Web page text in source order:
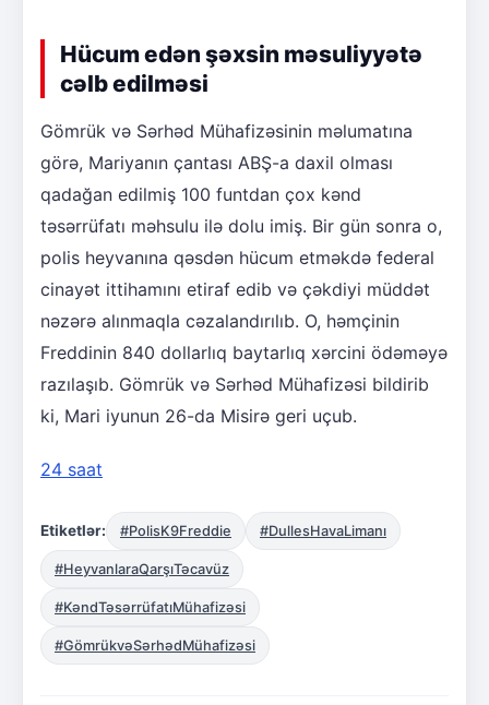
Hücum edən şəxsin məsuliyyətə
cəlb edilməsi
Gömrük və Sərhəd Mühafizəsinin məlumatına
görə, Mariyanın çantası ABŞ-a daxil olması
qadağan edilmiş 100 funtdan çox kənd
təsərrüfatı məhsulu ilə dolu imiş. Bir gün sonra o,
polis heyvanına qəsdən hücum etməkdə federal
cinayət ittihamını etiraf edib və çəkdiyi müddət
nəzərə alınmaqla cəzalandırılıb. O, həmçinin
Freddinin 840 dollarlıq baytarlıq xərcini ödəməyə
razılaşıb. Gömrük və Sərhəd Mühafizəsi bildirib
ki, Mari iyunun 26-da Misirə geri uçub.
24 saat
Etiketlər: #PolisK9Freddie #DullesHavaLimanı
#HeyvanlaraQarşıTəcavüz
#KəndTəsərrüfatıMühafizəsi
#GömrükvəSərhədMühafizəsi